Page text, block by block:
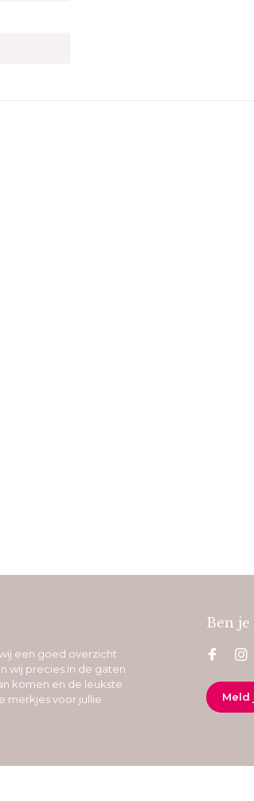
een goed overzicht
wij precies in de gaten
komen en de leukste
merkjes voor jullie
Ben je
Meld